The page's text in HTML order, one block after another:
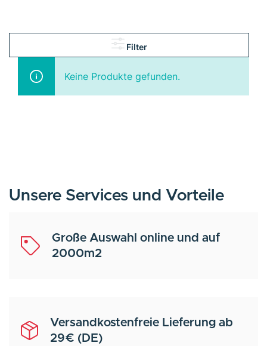
Filter
Keine Produkte gefunden.
Unsere Services und Vorteile
Große Auswahl online und auf
2000m2
Versandkostenfreie Lieferung ab
29€ (DE)